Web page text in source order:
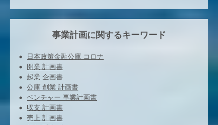
事業計画に関するキーワード
日本政策金融公庫 コロナ
開業 計画書
起業 企画書
公庫 創業 計画書
ベンチャー 事業計画書
収支 計画書
売上 計画書